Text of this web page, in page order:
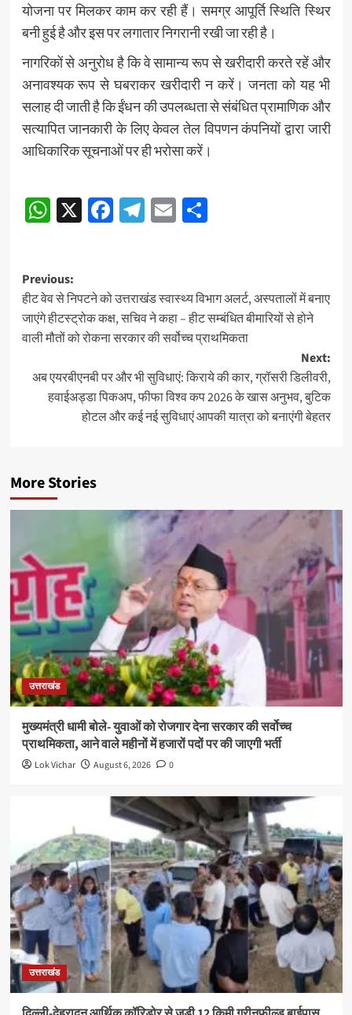
योजना पर मिलकर काम कर रही हैं। समग्र आपूर्ति स्थिति स्थिर
बनी हुई है और इस पर लगातार निगरानी रखी जा रही है।
नागरिकों से अनुरोध है कि वे सामान्य रूप से खरीदारी करते रहें और
अनावश्यक रूप से घबराकर खरीदारी न करें। जनता को यह भी
सलाह दी जाती है कि ईंधन की उपलब्धता से संबंधित प्रामाणिक और
सत्यापित जानकारी के लिए केवल तेल विपणन कंपनियों द्वारा जारी
आधिकारिक सूचनाओं पर ही भरोसा करें।
Post
navigation
WhatsApp
X Facebook
Telegram
EmailShare
Post
navigation
Previous:
हीट वेव से निपटने को उत्तराखंड स्वास्थ्य विभाग अलर्ट, अस्पतालों में बनाए
जाएंगे हीटस्ट्रोक कक्ष, सचिव ने कहा – हीट सम्बंधित बीमारियों से होने
वाली मौतों को रोकना सरकार की सर्वोच्च प्राथमिकता
Next:
अब एयरबीएनबी पर और भी सुविधाएं: किराये की कार, ग्रॉसरी डिलीवरी,
हवाईअड्डा पिकअप, फीफा विश्व कप 2026 के खास अनुभव, बुटिक
होटल और कई नई सुविधाएं आपकी यात्रा को बनाएंगी बेहतर
More Stories
उत्तराखंड
मुख्यमंत्री धामी बोले- युवाओं को रोजगार देना सरकार की सर्वोच्च
प्राथमिकता, आने वाले महीनों में हजारों पदों पर की जाएगी भर्ती
Lok Vichar August 6, 2026 0
उत्तराखंड